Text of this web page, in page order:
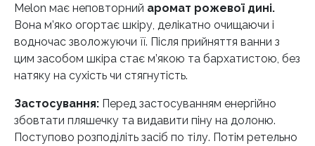
Melon має неповторний аромат рожевої дині.
Вона м’яко огортає шкіру, делікатно очищаючи і
водночас зволожуючи її. Після прийняття ванни з
цим засобом шкіра стає м’якою та бархатистою, без
натяку на сухість чи стягнутість.
Застосування: Перед застосуванням енергійно
збовтати пляшечку та видавити піну на долоню.
Поступово розподіліть засіб по тілу. Потім ретельно